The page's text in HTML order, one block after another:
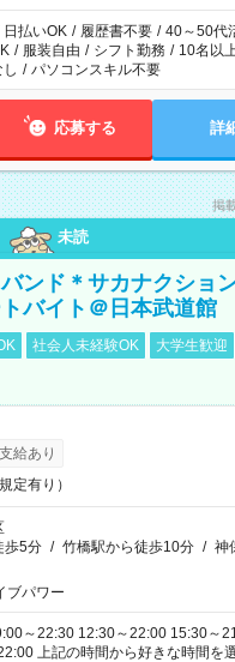
日払いOK / 履歴書不要 / 40～50代
/ 服装自由 / シフト勤務 / 10名以
/ パソコンスキル不要
応募する 詳
掲
未読
ンド＊サカナクショ
バイト＠日本武道館
社会人未経験OK
大学生歓迎
給あり
定有り）
歩5分 / 竹橋駅から徒歩10分 / 神
ブパワー
～22:30 12:30～22:00 15:30～
選べます！ ※